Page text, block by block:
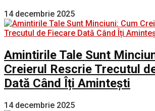
14 decembrie 2025
Amintirile Tale Sunt
Creierul Rescrie Trecutul
Dată Când Îți Amintești
14 decembrie 2025